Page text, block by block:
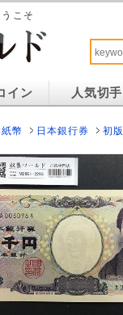
こそ
イン 人気切手
紙幣 日本銀行券 初版